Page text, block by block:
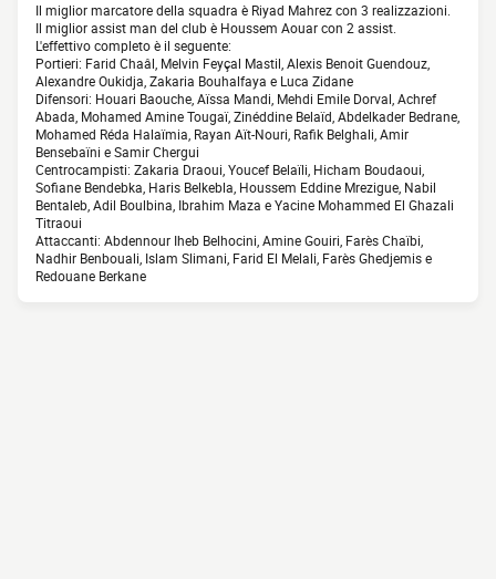
Il miglior marcatore della squadra è Riyad Mahrez con 3 realizzazioni.
Il miglior assist man del club è Houssem Aouar con 2 assist.
L'effettivo completo è il seguente:
Portieri: Farid Chaâl, Melvin Feyçal Mastil, Alexis Benoit Guendouz,
Alexandre Oukidja, Zakaria Bouhalfaya e Luca Zidane
Difensori: Houari Baouche, Aïssa Mandi, Mehdi Emile Dorval, Achref
Abada, Mohamed Amine Tougaï, Zinéddine Belaïd, Abdelkader Bedrane,
Mohamed Réda Halaïmia, Rayan Aït-Nouri, Rafik Belghali, Amir
Bensebaïni e Samir Chergui
Centrocampisti: Zakaria Draoui, Youcef Belaïli, Hicham Boudaoui,
Sofiane Bendebka, Haris Belkebla, Houssem Eddine Mrezigue, Nabil
Bentaleb, Adil Boulbina, Ibrahim Maza e Yacine Mohammed El Ghazali
Titraoui
Attaccanti: Abdennour Iheb Belhocini, Amine Gouiri, Farès Chaïbi,
Nadhir Benbouali, Islam Slimani, Farid El Melali, Farès Ghedjemis e
Redouane Berkane